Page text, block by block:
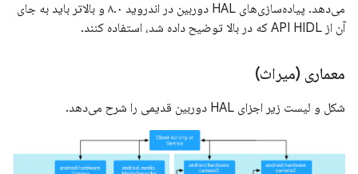
می‌دهد. پیاده‌سازی‌های HAL دوربین در اندروید ۸.۰ و بالاتر باید به جای
آن از API HIDL که در بالا توضیح داده شد، استفاده کنند.
معماری (میراث)
شکل و لیست زیر اجزای HAL دوربین قدیمی را شرح می‌دهد.